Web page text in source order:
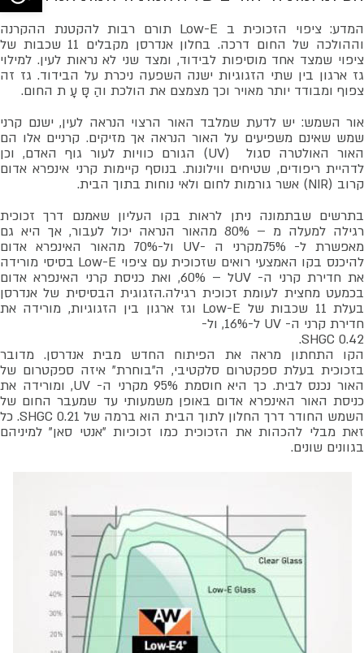
המדע: ציפוי הזכוכית ב Low-E תורם רבות להקטנת ההקרנה
וההולכה של החום דרכה. בחלון אנדרסן מקבלים 11 שכבות של
ציפוי שמצד אחד מוסיפות לבידוד, ומצד שני לא נראות לעין. למילוי
גז ארגון בין שתי הזגוגיות ישנה השפעה ניכרת על הבידוד. גז זה
צפוף ומבודד יותר מאויר וכך מצמצם את הולכת והַ סָּ עָ ת החום.
אור השמש: יש לדעת שמלבד האור הרצוי הנראה לעין, ישנם קרני
שמש שאינם משפיעים על האור הנראה אך מזיקים. קרניים אלו הם
האור האולטרה סגול (UV) הגורם כוויות לעור גוף האדם, וכן
לדהיית ריפודים, שטיחים ווילונות. בנוסף קיימות קרני אינפרא אדום
קרוב (NIR) אשר גורמות לחום ולאי נוחות בתוך הבית.
בתרשים שבתמונה ניתן לראות בקו העליון שאמנם דרך זכוכית
רגילה למעלה מ – 80% מהאור הנראה יכול לעבור, אך היא גם
מאפשרת ל- 75%מקרני ה -UV ול-70% מהאור האינפרא אדום
להיכנס בקו האמצעי רואים שזכוכית עם ציפוי Low-E בסיסי מורידה
את חדירת קרני ה- UVל – 60%, ואת כניסת קרני האינפרא אדום
בכמעט מחצית לעומת זכוכית רגילה.הזגוגית הבסיסית של אנדרסן
בעלת 11 שכבות של Low-E וגז ארגון בין הזגוגיות, מורידה את
חדירת קרני ה- UV ל-16%, ול-
0.42 SHGC.
הקו התחתון מראה את הפיתוח החדש מבית אנדרסן. מדובר
בזכוכית בעלת ספקטרום סלקטיבי, ה"בוחרת" איזה ספקטרום של
האור נכנס לבית. כך היא חוסמת 95% מקרני ה- UV, ומורידה את
כניסת האור האינפרא אדום באופן משמעותי עד שמעבר החום של
השמש החודר דרך החלון לתוך הבית הוא ברמה של 0.21 SHGC. כל
זאת מבלי להכהות את הזכוכית כמו זכוכיות "אנטי סאן" למיניהם
בגוונים שונים.